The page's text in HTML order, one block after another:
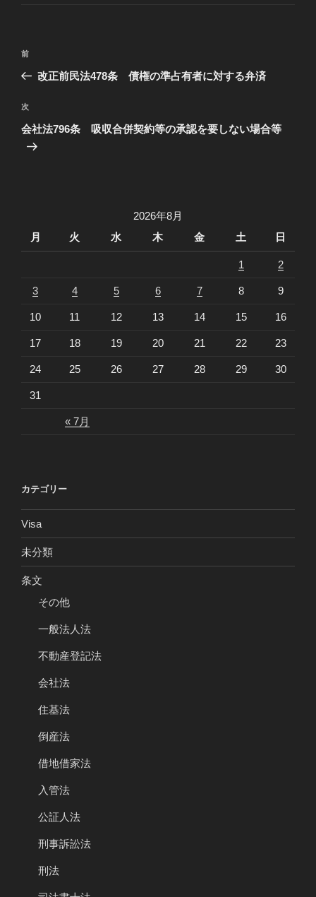
投
ビ
ゲ
ー
過
去
投
稿
前
改正前民法478条 債権の準占有者に対する弁済
次
の
次
会社法796条 吸収合併契約等の承認を要しない場合等
2026年8月
月
火 水 木 金 土 日
« 7月
1 2
3 4 5 6 7 8 9
10 11 12 13 14 15 16
17 18 19 20 21 22 23
24 25 26 27 28 29 30
31
カテゴリー
Visa
未分類
条文
その他
一般法人法
不動産登記法
会社法
住基法
倒産法
借地借家法
入管法
公証人法
刑事訴訟法
刑法